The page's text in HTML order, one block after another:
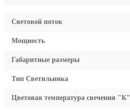
Световой поток
Мощность
Габаритные размеры
Тип Светильника
Цветовая температура свечения "К"